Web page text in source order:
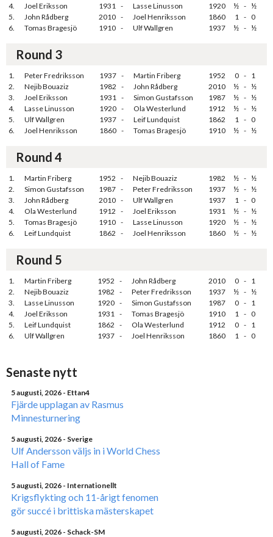
4.
Joel Eriksson 1931 - Lasse Linusson 1920 ½ - ½
5.
John Rådberg 2010 - Joel Henriksson 1860 1 - 0
6.
Tomas Bragesjö 1910 - Ulf Wallgren 1937 ½ - ½
Round 3
1. Peter Fredriksson 1937 - Martin Friberg 1952 0 - 1
2.
Nejib Bouaziz 1982 - John Rådberg 2010 ½ - ½
3.
Joel Eriksson 1931 - Simon Gustafsson 1987 ½ - ½
4.
Lasse Linusson 1920 - Ola Westerlund 1912 ½ - ½
5.
Ulf Wallgren 1937 - Leif Lundquist 1862 1 - 0
6.
Joel Henriksson 1860 - Tomas Bragesjö 1910 ½ - ½
Round 4
1. Martin Friberg 1952 - Nejib Bouaziz 1982 ½ - ½
2.
Simon Gustafsson 1987 - Peter Fredriksson 1937 ½ - ½
3.
John Rådberg 2010 - Ulf Wallgren 1937 1 - 0
4.
Ola Westerlund 1912 - Joel Eriksson 1931 ½ - ½
5.
Tomas Bragesjö 1910 - Lasse Linusson 1920 ½ - ½
6.
Leif Lundquist 1862 - Joel Henriksson 1860 ½ - ½
Round 5
1. Martin Friberg 1952 - John Rådberg 2010 0 - 1
2.
Nejib Bouaziz 1982 - Peter Fredriksson 1937 ½ - ½
3.
Lasse Linusson 1920 - Simon Gustafsson 1987 0 - 1
4.
Joel Eriksson 1931 - Tomas Bragesjö 1910 1 - 0
5.
Leif Lundquist 1862 - Ola Westerlund 1912 0 - 1
6.
Ulf Wallgren 1937 - Joel Henriksson 1860 1 - 0
Senaste nytt
5 augusti, 2026 - Ettan4
Fjärde upplagan av Rasmus
Minnesturnering
5 augusti, 2026 - Sverige
Ulf Andersson väljs in i World Chess
Hall of Fame
5 augusti, 2026 - Internationellt
Krigsflykting och 11-årigt fenomen
gör succé i brittiska mästerskapet
5 augusti, 2026 - Schack-SM